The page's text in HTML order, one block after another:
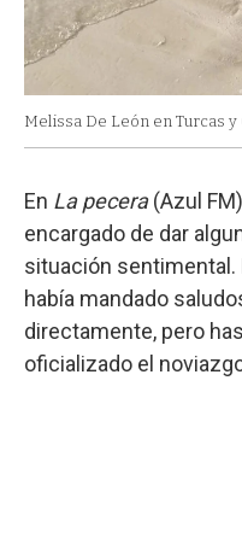
Melissa De León en Turcas y
En La pecera(Azul
encargado de dar
situación sentimental.
había mandado
directamente, pero
oficializado el